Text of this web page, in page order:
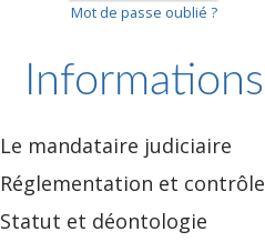
Mot de passe oublié ?
Informations
Le mandataire judiciaire
Réglementation et contrôle
Statut et déontologie